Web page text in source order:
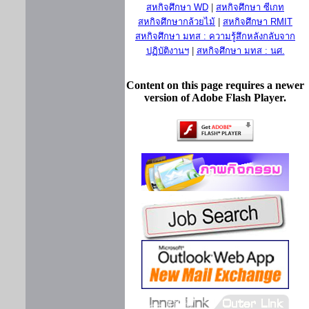
สหกิจศึกษา WD
สหกิจศึกษา ซีเกท
สหกิจศึกษากล้วยไม้
สหกิจศึกษา RMIT
สหกิจศึกษา มทส : ความรู้สึกหลังกลับจาก
ปฏิบัติงานฯ| สหกิจศึกษา มทส : นศ.
Content on this page requires a newer
version of Adobe Flash Player.